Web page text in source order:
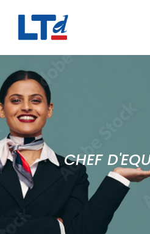
Numéro Vert : 0805 034 036
Qui sommes-nous
Rejoignez LTd
Contactez-nousCHEF